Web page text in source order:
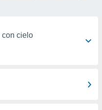
con cielo